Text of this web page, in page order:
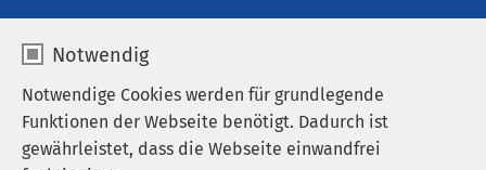
Notwendig
Notwendige Cookies werden für grundlegende
Funktionen der Webseite benötigt. Dadurch ist
gewährleistet, dass die Webseite einwandfrei